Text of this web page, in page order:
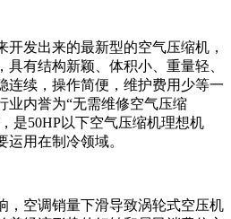
发出来的最新型的空气压缩机，
有结构新颖、体积小、重量轻、
连续，操作简便，维护费用少等一
业内誉为“无需维修空气压缩
是50HP以下空气压缩机理想机
用在制冷领域。
，空调销量下滑导致涡轮式空压机